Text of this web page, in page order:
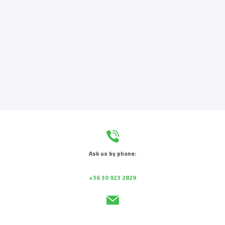
Ask us by phone:
+36 30 923 2829